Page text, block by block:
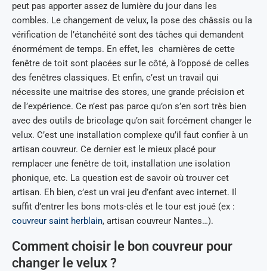
peut pas apporter assez de lumière du jour dans les
combles. Le changement de velux, la pose des châssis ou la
vérification de l’étanchéité sont des tâches qui demandent
énormément de temps. En effet, les charnières de cette
fenêtre de toit sont placées sur le côté, à l’opposé de celles
des fenêtres classiques. Et enfin, c’est un travail qui
nécessite une maitrise des stores, une grande précision et
de l’expérience. Ce n’est pas parce qu’on s’en sort très bien
avec des outils de bricolage qu’on sait forcément changer le
velux. C’est une installation complexe qu’il faut confier à un
artisan couvreur. Ce dernier est le mieux placé pour
remplacer une fenêtre de toit, installation une isolation
phonique, etc. La question est de savoir où trouver cet
artisan. Eh bien, c’est un vrai jeu d’enfant avec internet. Il
suffit d’entrer les bons mots-clés et le tour est joué (ex :
couvreur saint herblain, artisan couvreur Nantes…).
Comment choisir le bon couvreur pour
changer le velux ?